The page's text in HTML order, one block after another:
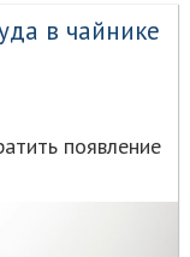
в чайнике
появление